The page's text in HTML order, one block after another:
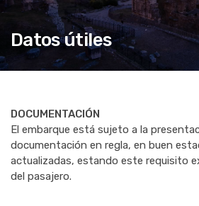
Datos útiles
DOCUMENTACIÓN
El embarque está sujeto a la
documentación en regla, en buen
actualizadas, estando este requisito
del pasajero.